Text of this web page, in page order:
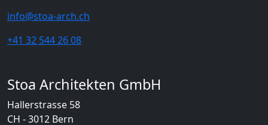
info@stoa-arch.ch
+41 32 544 26 08
Stoa Architekten GmbH
Hallerstrasse 58
CH - 3012 Bern